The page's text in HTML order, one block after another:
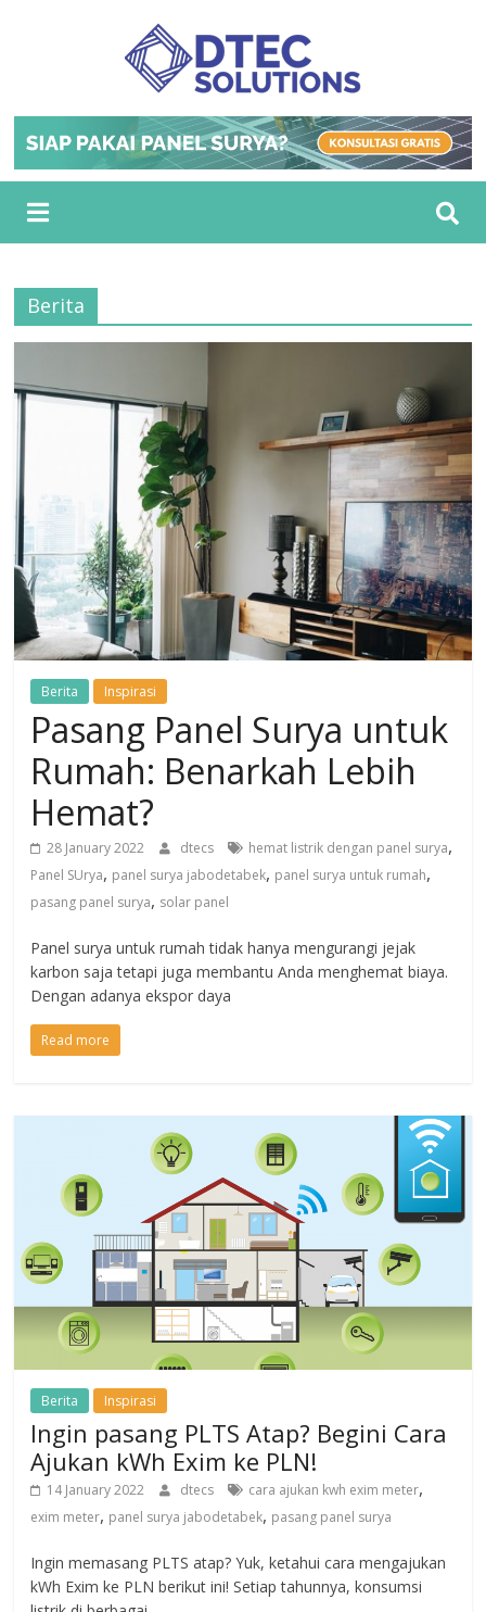
Berita
Berita Inspirasi
Pasang Panel Surya untuk
Rumah: Benarkah Lebih
Hemat?
28 January 2022 dtecs hemat listrik dengan panel surya,
Panel SUrya, panel surya jabodetabek, panel surya untuk rumah,
pasang panel surya, solar panel
Panel surya untuk rumah tidak hanya mengurangi jejak
karbon saja tetapi juga membantu Anda menghemat biaya.
Dengan adanya ekspor daya
Read more
Berita Inspirasi
Ingin pasang PLTS Atap? Begini Cara
Ajukan kWh Exim ke PLN!
14 January 2022 dtecs cara ajukan kwh exim meter,
exim meter, panel surya jabodetabek, pasang panel surya
Ingin memasang PLTS atap? Yuk, ketahui cara mengajukan
kWh Exim ke PLN berikut ini! Setiap tahunnya, konsumsi